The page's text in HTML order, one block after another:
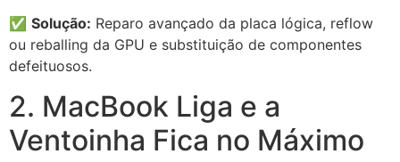
✅ Solução: Reparo avançado da placa lógica, reflow
ou reballing da GPU e substituição de componentes
defeituosos.
2. MacBook Liga e a
Ventoinha Fica no Máximo